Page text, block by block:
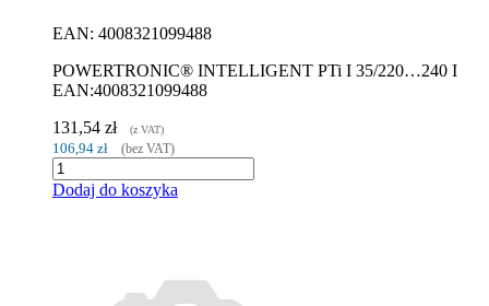
EAN: 4008321099488
POWERTRONIC® INTELLIGENT PTi I 35/220…240 I
EAN:4008321099488
131,54 zł
(z VAT)
106,94 zł (bez VAT)
Dodaj do koszyka